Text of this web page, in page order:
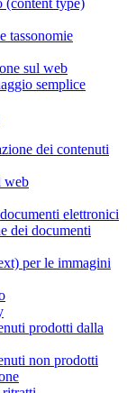
tassonomie
sul web
semplice
dei contenuti
web
elettronici
dei documenti
per le immagini
prodotti dalla
non prodotti